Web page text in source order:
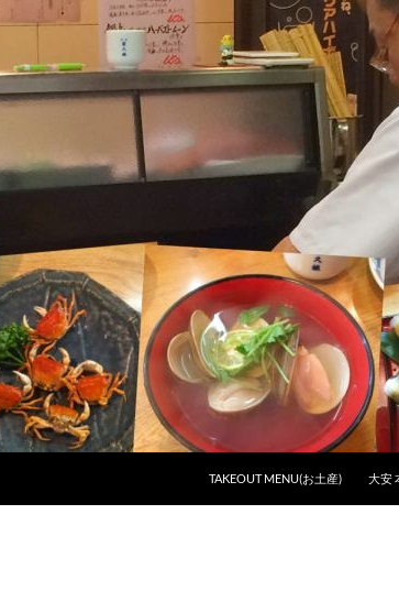
TAKEOUT MENU(お土産)
大安